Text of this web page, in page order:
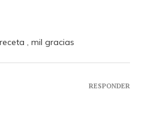
, mil gracias
RESPONDER